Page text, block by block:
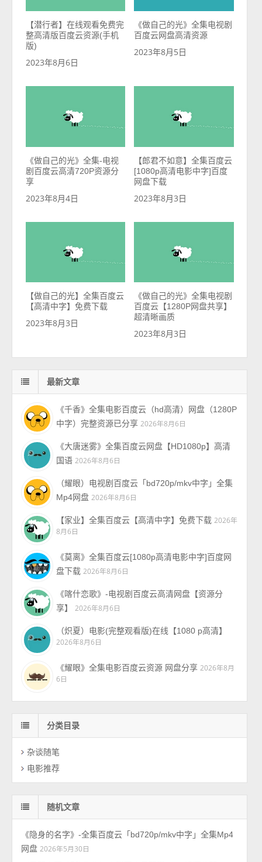
【潜行者】在线观看免费完
整高清版百度云资源(手机
版)
2023年8月6日
《做自己的光》全集电视剧
百度云网盘高清资源
2023年8月5日
《做自己的光》全集-电视
剧百度云高清720P资源分
享
2023年8月4日
【郎君不如意】全集百度云
[1080p高清电影中字]百度
网盘下载
2023年8月3日
【做自己的光】全集百度云
【高清中字】免费下载
2023年8月3日
《做自己的光》全集电视剧
百度云【1280P网盘共享】
超清晰画质
2023年8月3日
最新文章
《千香》全集电影百度云（hd高清）网盘（1280P
中字）完整资源已分享 2026年8月6日
《大唐迷雾》全集百度云网盘【HD1080p】高清
国语 2026年8月6日
（耀眼）电视剧百度云「bd720p/mkv中字」全集
Mp4网盘 2026年8月6日
【家业】全集百度云【高清中字】免费下载 2026年
8月6日
《莫离》全集百度云[1080p高清电影中字]百度网
盘下载 2026年8月6日
《喀什恋歌》-电视剧百度云高清网盘【资源分
享】
2026年8月6日
（炽夏）电影(完整观看版)在线【1080 p高清】
2026年8月6日
《耀眼》全集电影百度云资源 网盘分享 2026年8月
6日
分类目录
杂谈随笔
电影推荐
随机文章
《隐身的名字》-全集百度云「bd720p/mkv中字」全集Mp4
网盘 2026年5月30日